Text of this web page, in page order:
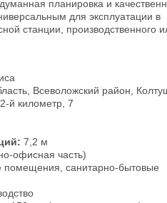
планировка и
для эксплуатации в
станции, производственного
Всеволожский район,
й километр, 7
7,2 м
офисная часть)
санитарно-бытовые